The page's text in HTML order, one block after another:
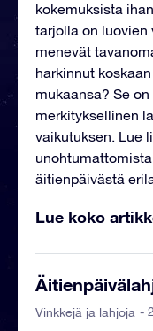
kokemuksista
tarjolla on luovien
menevät
harkinnut koskaan
mukaansa? Se
merkityksellinen
vaikutuksen. Lue
äitienpäivästä
Lue koko
Vinkkejä ja lahjoja -